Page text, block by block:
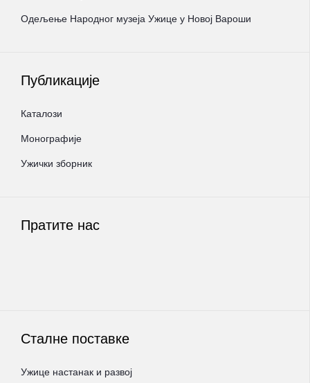
Oдељење Народног музеја Ужице у Новој Вароши
Публикације
Каталози
Монографије
Ужички зборник
Пратите нас
Сталне поставке
Ужице настанак и развој